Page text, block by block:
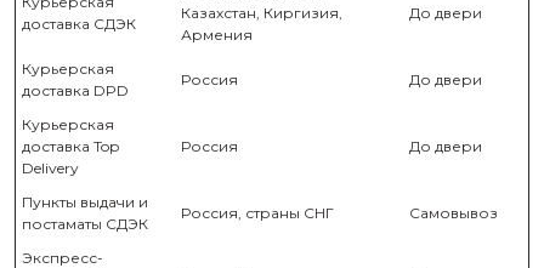
доставка СДЭК
Казахстан, Киргизия,
Армения
До двери
Курьерская
доставка DPD
Россия До двери
Курьерская
доставка Top
Delivery
Россия До двери
Пункты выдачи и
постаматы СДЭК
Россия, страны СНГ Самовывоз
Экспресс-